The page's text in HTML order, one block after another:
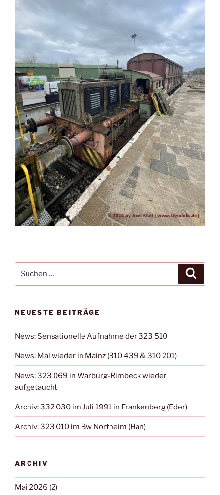
nach:
NEUESTE BEITRÄGE
News: Sensationelle Aufnahme der 323 510
News: Mal wieder in Mainz (310 439 & 310 201)
News: 323 069 in Warburg-Rimbeck wieder
aufgetaucht
Archiv: 332 030 im Juli 1991 in Frankenberg (Eder)
Archiv: 323 010 im Bw Northeim (Han)
ARCHIV
Mai 2026 (2)